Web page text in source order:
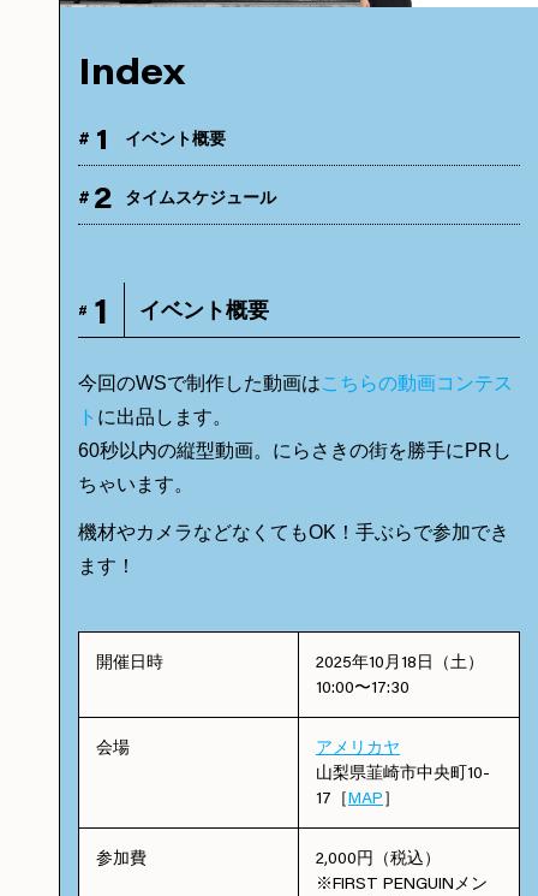
Index
# 1 イベント概要
# 2 タイムスケジュール
# 1 イベント概要
今回のWSで制作した動画はこちらの動画コンテス
ト に出品します。
60秒以内の縦型動画。にらさきの街を勝手にPRし
ちゃいます。
機材やカメラなどなくてもOK！手ぶらで参加でき
ます！
開催日時
2025年10月18日（土）
10:00〜17:30
会場
アメリカヤ
山梨県韮崎市中央町10-
17［MAP］
参加費
2,000円（税込）
※FIRST PENGUINメン